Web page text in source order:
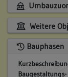
Weitere
Bauphasen